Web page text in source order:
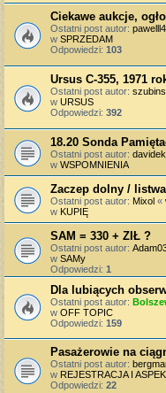
Ciekawe aukcje,
Ostatni post autor:
w SPRZEDAM
Odpowiedzi: 103
Ursus C-355, 1971
Ostatni post autor:
w URSUS
Odpowiedzi: 392
18.20 Sonda
Ostatni post autor:
w WSPOMNIENIA
Zaczep dolny /
Ostatni post autor: Mixol «
w KUPIĘ
SAM = 330 + ZIŁ ?
Ostatni post autor:
w SAMy
Odpowiedzi: 1
Dla lubiących
Ostatni post autor:
w OFF TOPIC
Odpowiedzi: 159
Pasażerowie na
Ostatni post autor:
w REJESTRACJA I
Odpowiedzi: 22